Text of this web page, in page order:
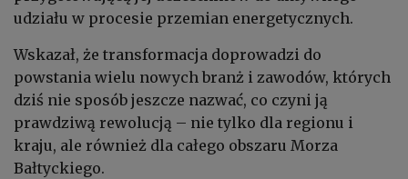
udziału w procesie przemian energetycznych.
Wskazał, że transformacja doprowadzi do
powstania wielu nowych branż i zawodów, których
dziś nie sposób jeszcze nazwać, co czyni ją
prawdziwą rewolucją – nie tylko dla regionu i
kraju, ale również dla całego obszaru Morza
Bałtyckiego.